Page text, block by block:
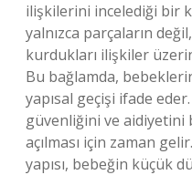
ilişkilerini incelediği bir
yalnızca parçaların
kurdukları ilişkiler
Bu bağlamda,
yapısal geçişi ifade
güvenliğini ve aidiyetini
açılması için zaman
yapısı, bebeğin küçük